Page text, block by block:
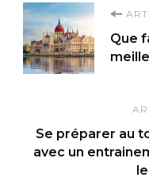
Que
Se préparer au
avec un